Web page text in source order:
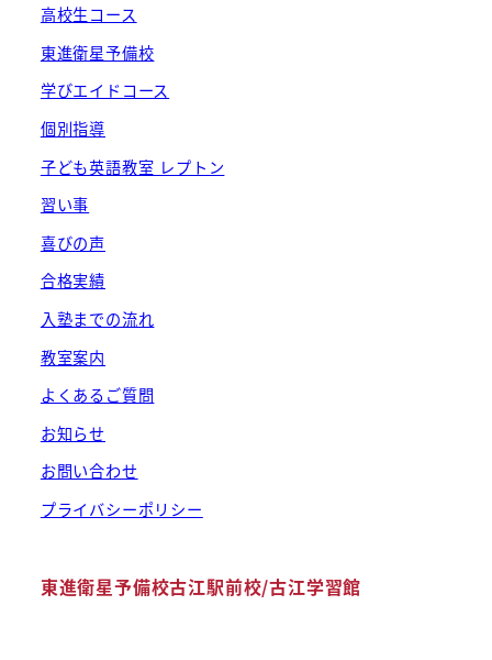
高校生コース
東進衛星予備校
学びエイドコース
個別指導
子ども英語教室 レプトン
習い事
喜びの声
合格実績
入塾までの流れ
教室案内
よくあるご質問
お知らせ
お問い合わせ
プライバシーポリシー
東進衛星予備校古江駅前校/古江学習館